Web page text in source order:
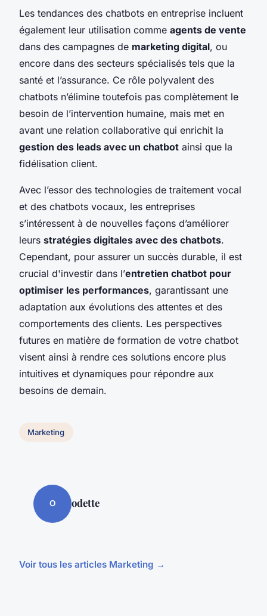
Les tendances des chatbots en entreprise incluent
également leur utilisation comme agents de vente
dans des campagnes de marketing digital, ou
encore dans des secteurs spécialisés tels que la
santé et l’assurance. Ce rôle polyvalent des
chatbots n’élimine toutefois pas complètement le
besoin de l’intervention humaine, mais met en
avant une relation collaborative qui enrichit la
gestion des leads avec un chatbot ainsi que la
fidélisation client.
Avec l’essor des technologies de traitement vocal
et des chatbots vocaux, les entreprises
s’intéressent à de nouvelles façons d’améliorer
leurs stratégies digitales avec des chatbots.
Cependant, pour assurer un succès durable, il est
crucial d'investir dans l’entretien chatbot pour
optimiser les performances, garantissant une
adaptation aux évolutions des attentes et des
comportements des clients. Les perspectives
futures en matière de formation de votre chatbot
visent ainsi à rendre ces solutions encore plus
intuitives et dynamiques pour répondre aux
besoins de demain.
Marketing
O odette
Voir tous les articles Marketing →